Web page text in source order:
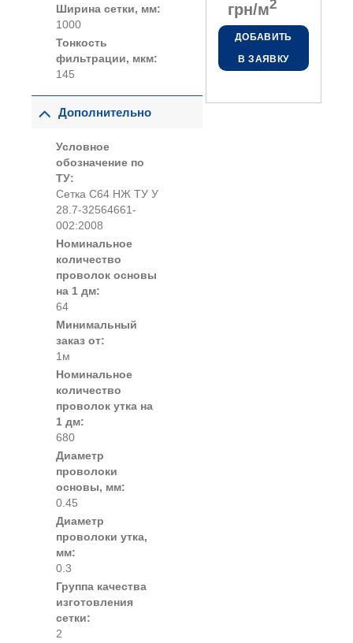
грн/м2
ДОБАВИТЬ
В ЗАЯВКУ
Ширина сетки, мм:
1000
Тонкость
фильтрации, мкм:
145
Дополнительно
Условное
обозначение по
ТУ:
Сетка С64 НЖ ТУ У
28.7-32564661-
002:2008
Номинальное
количество
проволок основы
на 1 дм:
64
Минимальный
заказ от:
1м
Номинальное
количество
проволок утка на
1 дм:
680
Диаметр
проволоки
основы, мм:
0.45
Диаметр
проволоки утка,
мм:
0.3
Группа качества
изготовления
сетки:
2